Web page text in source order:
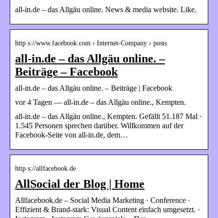
all-in.de – das Allgäu online. News & media website. Like.
http s://www.facebook.com › Internet-Company › posts
all-in.de – das Allgäu online. –
Beiträge – Facebook
all-in.de – das Allgäu online. – Beiträge | Facebook
vor 4 Tagen — all-in.de – das Allgäu online., Kempten.
all-in.de – das Allgäu online., Kempten. Gefällt 51.187 Mal ·
1.545 Personen sprechen darüber. Willkommen auf der
Facebook-Seite von all-in.de, dem…
http s://allfacebook.de
AllSocial der Blog | Home
Allfacebook.de – Social Media Marketing · Conference ·
Effizient & Brand-stark: Visual Content einfach umgesetzt. ·